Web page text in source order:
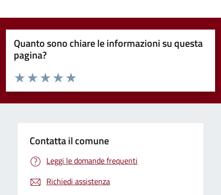
Quanto sono chiare le informazioni su questa
pagina?
Valuta da 1 a 5 stelle la pagina
Valuta 5 stelle su 5
Valuta 4 stelle su 5
Valuta 3 stelle su 5
Valuta 2 stelle su 5
Valuta 1 stelle su 5
Contatta il comune
Leggi le domande frequenti
Richiedi assistenza